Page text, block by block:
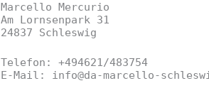
Marcello Mercurio
Am Lornsenpark 31
24837 Schleswig
Telefon: +494621/483754
E-Mail: info@da-marcello-